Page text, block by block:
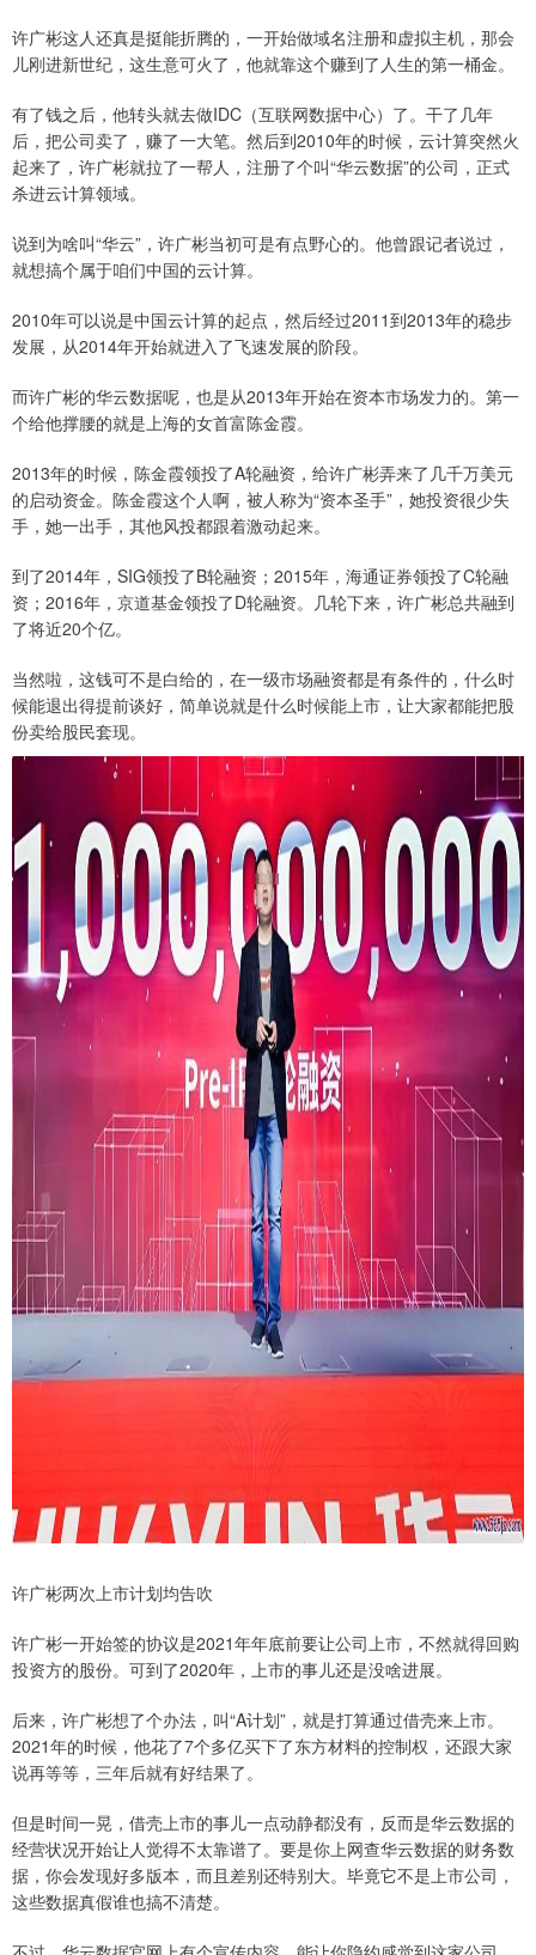
许广彬这人还真是挺能折腾的，一开始做域名注册和虚拟主机，那会
儿刚进新世纪，这生意可火了，他就靠这个赚到了人生的第一桶金。
有了钱之后，他转头就去做IDC（互联网数据中心）了。干了几年
后，把公司卖了，赚了一大笔。然后到2010年的时候，云计算突然火
起来了，许广彬就拉了一帮人，注册了个叫“华云数据”的公司，正式
杀进云计算领域。
说到为啥叫“华云”，许广彬当初可是有点野心的。他曾跟记者说过，
就想搞个属于咱们中国的云计算。
2010年可以说是中国云计算的起点，然后经过2011到2013年的稳步
发展，从2014年开始就进入了飞速发展的阶段。
而许广彬的华云数据呢，也是从2013年开始在资本市场发力的。第一
个给他撑腰的就是上海的女首富陈金霞。
2013年的时候，陈金霞领投了A轮融资，给许广彬弄来了几千万美元
的启动资金。陈金霞这个人啊，被人称为“资本圣手”，她投资很少失
手，她一出手，其他风投都跟着激动起来。
到了2014年，SIG领投了B轮融资；2015年，海通证券领投了C轮融
资；2016年，京道基金领投了D轮融资。几轮下来，许广彬总共融到
了将近20个亿。
当然啦，这钱可不是白给的，在一级市场融资都是有条件的，什么时
候能退出得提前谈好，简单说就是什么时候能上市，让大家都能把股
份卖给股民套现。
许广彬两次上市计划均告吹
许广彬一开始签的协议是2021年年底前要让公司上市，不然就得回购
投资方的股份。可到了2020年，上市的事儿还是没啥进展。
后来，许广彬想了个办法，叫“A计划”，就是打算通过借壳来上市。
2021年的时候，他花了7个多亿买下了东方材料的控制权，还跟大家
说再等等，三年后就有好结果了。
但是时间一晃，借壳上市的事儿一点动静都没有，反而是华云数据的
经营状况开始让人觉得不太靠谱了。要是你上网查华云数据的财务数
据，你会发现好多版本，而且差别还特别大。毕竟它不是上市公司，
这些数据真假谁也搞不清楚。